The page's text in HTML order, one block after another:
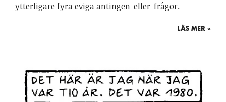
ytterligare fyra eviga antingen-eller-frågor.
LÄS MER »